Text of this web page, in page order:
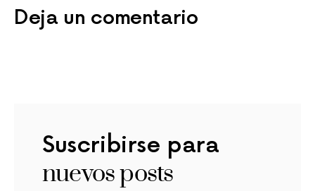
Deja un comentario
Suscribirse para
nuevos posts